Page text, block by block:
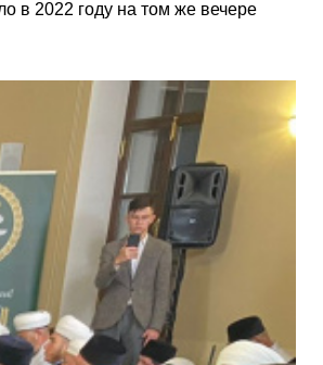
в 2022 году на том же вечере